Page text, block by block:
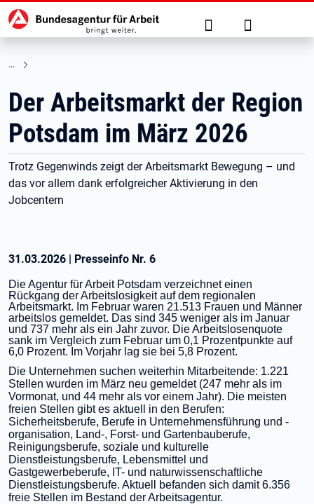
zu den Hauptinhalten springen
Hauptnavigation Suche Anmelden
Der Arbeitsmarkt der Region
Potsdam im März 2026
Trotz Gegenwinds zeigt der Arbeitsmarkt Bewegung – und
das vor allem dank erfolgreicher Aktivierung in den
Jobcentern
31.03.2026 | Presseinfo Nr. 6
Die Agentur für Arbeit Potsdam verzeichnet einen
Rückgang der Arbeitslosigkeit auf dem regionalen
Arbeitsmarkt. Im Februar waren 21.513 Frauen und Männer
arbeitslos gemeldet. Das sind 345 weniger als im Januar
und 737 mehr als ein Jahr zuvor. Die Arbeitslosenquote
sank im Vergleich zum Februar um 0,1 Prozentpunkte auf
6,0 Prozent. Im Vorjahr lag sie bei 5,8 Prozent.
Die Unternehmen suchen weiterhin Mitarbeitende: 1.221
Stellen wurden im März neu gemeldet (247 mehr als im
Vormonat, und 44 mehr als vor einem Jahr). Die meisten
freien Stellen gibt es aktuell in den Berufen:
Sicherheitsberufe, Berufe in Unternehmensführung und -
organisation, Land-, Forst- und Gartenbauberufe,
Reinigungsberufe, soziale und kulturelle
Dienstleistungsberufe, Lebensmittel und
Gastgewerbeberufe, IT- und naturwissenschaftliche
Dienstleistungsberufe. Aktuell befanden sich damit 6.356
freie Stellen im Bestand der Arbeitsagentur.